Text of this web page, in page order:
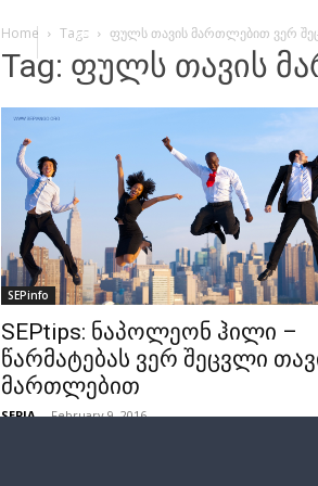
Home Tags ფულს თავის მართლებით ვერ
Tag: ფულს თავის
SEPinfo
SEPtips: ნაპოლეონ ჰილი –
წარმატებას ვერ შეცვლი
მართლებით
SEPIA - February 9, 2016